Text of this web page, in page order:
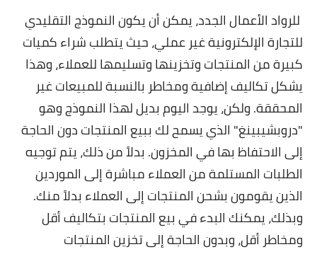
للرواد الأعمال الجدد، يمكن أن يكون النموذج التقليدي
للتجارة الإلكترونية غير عملي، حيث يتطلب شراء كميات
كبيرة من المنتجات وتخزينها وتسليمها للعملاء، وهذا
يشكل تكاليف إضافية ومخاطر بالنسبة للمبيعات غير
المحققة. ولكن، يوجد اليوم بديل لهذا النموذج وهو
"دروبشيبينغ" الذي يسمح لك ببيع المنتجات دون الحاجة
إلى الاحتفاظ بها في المخزون. بدلاً من ذلك، يتم توجيه
الطلبات المستلمة من العملاء مباشرة إلى الموردين
الذين يقومون بشحن المنتجات إلى العملاء بدلاً منك.
وبذلك، يمكنك البدء في بيع المنتجات بتكاليف أقل
ومخاطر أقل، وبدون الحاجة إلى تخزين المنتجات